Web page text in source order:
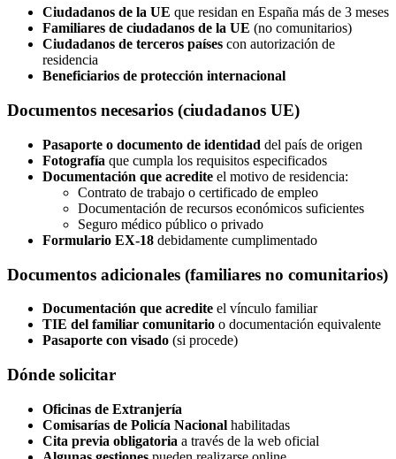
Ciudadanos de la UE que residan en España más de 3 meses
Familiares de ciudadanos de la UE (no comunitarios)
Ciudadanos de terceros países con autorización de
residencia
Beneficiarios de protección internacional
Documentos necesarios (ciudadanos UE)
Pasaporte o documento de identidad del país de origen
Fotografía que cumpla los requisitos especificados
Documentación que acredite el motivo de residencia:
Contrato de trabajo o certificado de empleo
Documentación de recursos económicos suficientes
Seguro médico público o privado
Formulario EX-18 debidamente cumplimentado
Documentos adicionales (familiares no comunitarios)
Documentación que acredite el vínculo familiar
TIE del familiar comunitario o documentación equivalente
Pasaporte con visado (si procede)
Dónde solicitar
Oficinas de Extranjería
Comisarías de Policía Nacional habilitadas
Cita previa obligatoria a través de la web oficial